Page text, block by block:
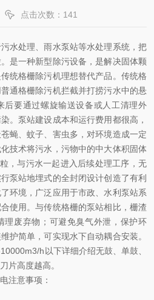
点击次数：141
水处理、雨水泵站等水处理系统，把
是一种新型除污设备，是解决固体颗
统格栅除污机理想替代产品。传统格
通格栅除污机拦截并打捞污水中的悬
后要通过螺旋输送设备或人工清理外
。泵站建设成本和运行费用都很高，
蝇、蚊子、害虫多，对环境造成一定
技术将污水，污物中的中大体积固体
，与污水一起进入后续处理工序，无
泵站地埋式的全封闭设计创造了有利
环境，广泛应用于市政、水利泵站系
使用。与传统格栅的泵站相比，栅渣
理废弃物；可避免臭气外泄，保护环
护简单，可实现水下自动耦合安装。
h 以下详细介绍无鼓、单鼓、
片高度越高。
注意事项：